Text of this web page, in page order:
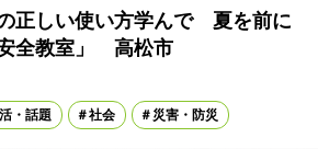
正しい使い方学んで 夏を前に
全教室」 高松市
・話題 社会 災害・防災